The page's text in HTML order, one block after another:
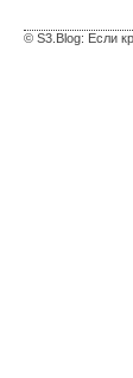
© S3.Blog: Если